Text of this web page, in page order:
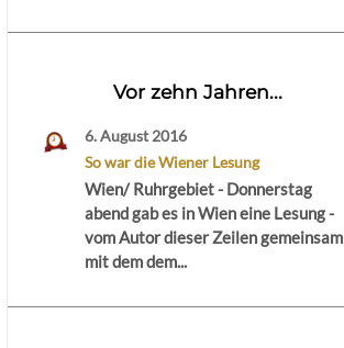
Vor zehn Jahren...
6. August 2016
So war die Wiener Lesung
Wien/ Ruhrgebiet - Donnerstag
abend gab es in Wien eine Lesung -
vom Autor dieser Zeilen gemeinsam
mit dem dem...